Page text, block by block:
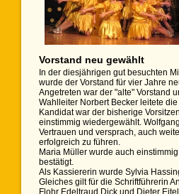
Vorstand neu gewählt
In der diesjährigen gut besuchten
wurde der Vorstand für vier Jahre
Angetreten war der "alte" Vorstand
Wahlleiter Norbert Becker leitete
Kandidat war der bisherige
einstimmig wiedergewählt.
Vertrauen und versprach, auch
erfolgreich zu führen.
Maria Müller wurde auch
bestätigt.
Als Kassiererin wurde Sylvia
Gleiches gilt für die Schriftführerin
Flohr Edeltraud Dick und Dieter